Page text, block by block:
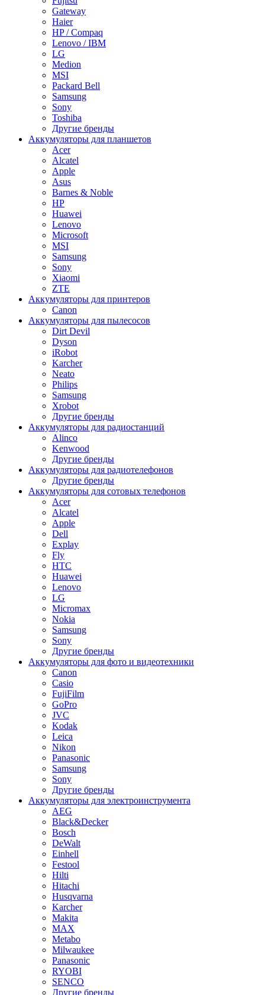
Gateway
Haier
HP / Compaq
Lenovo / IBM
LG
Medion
MSI
Packard Bell
Samsung
Sony
Toshiba
Другие бренды
Аккумуляторы для планшетов
Acer
Alcatel
Apple
Asus
Barnes & Noble
HP
Huawei
Lenovo
Microsoft
MSI
Samsung
Sony
Xiaomi
ZTE
Аккумуляторы для принтеров
Canon
Аккумуляторы для пылесосов
Dirt Devil
Dyson
iRobot
Karcher
Neato
Philips
Samsung
Xrobot
Другие бренды
Аккумуляторы для радиостанций
Alinco
Kenwood
Другие бренды
Аккумуляторы для радиотелефонов
Другие бренды
Аккумуляторы для сотовых телефонов
Acer
Alcatel
Apple
Dell
Explay
Fly
HTC
Huawei
Lenovo
LG
Micromax
Nokia
Samsung
Sony
Другие бренды
Аккумуляторы для фото и видеотехники
Canon
Casio
FujiFilm
GoPro
JVC
Kodak
Leica
Nikon
Panasonic
Samsung
Sony
Другие бренды
Аккумуляторы для электроинструмента
AEG
Black&Decker
Bosch
DeWalt
Einhell
Festool
Hilti
Hitachi
Husqvarna
Karcher
Makita
MAX
Metabo
Milwaukee
Panasonic
RYOBI
SENCO
Другие бренды